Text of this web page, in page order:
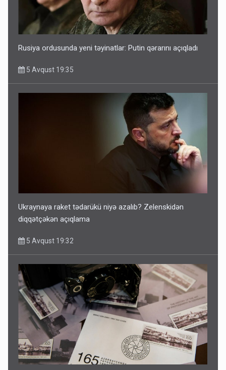
Rusiya ordusunda yeni təyinatlar: Putin qərarını açıqladı
5 Avqust 19:35
Ukraynaya raket tədarükü niyə azalıb? Zelenskidən
diqqətçəkən açıqlama
5 Avqust 19:32